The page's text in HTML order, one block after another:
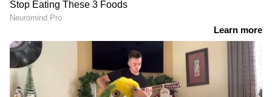
വൻലാഭം വാഗ്ദാനം ചെയ്ത്
കാവടിക്കടവിൽ